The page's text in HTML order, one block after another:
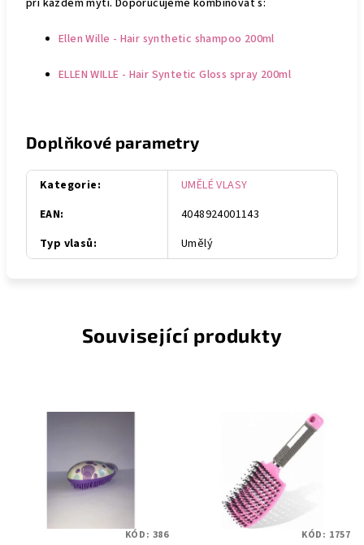
při každém mytí. Doporučujeme kombinovat s:
Ellen Wille - Hair synthetic shampoo 200ml
ELLEN WILLE - Hair Syntetic Gloss spray 200ml
Doplňkové parametry
Kategorie:
UMĚLÉ VLASY
EAN:
4048924001143
Typ vlasů: Umělý
Související produkty
KÓD: 386 KÓD: 1757